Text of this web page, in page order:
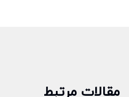
مقالات مرتبط